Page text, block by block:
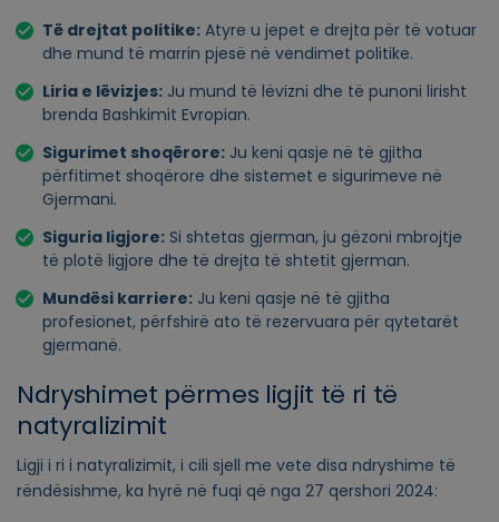
Të drejtat politike: Atyre u jepet e drejta për të votuar
dhe mund të marrin pjesë në vendimet politike.
Liria e lëvizjes: Ju mund të lëvizni dhe të punoni lirisht
brenda Bashkimit Evropian.
Sigurimet shoqërore: Ju keni qasje në të gjitha
përfitimet shoqërore dhe sistemet e sigurimeve në
Gjermani.
Siguria ligjore: Si shtetas gjerman, ju gëzoni mbrojtje
të plotë ligjore dhe të drejta të shtetit gjerman.
Mundësi karriere: Ju keni qasje në të gjitha
profesionet, përfshirë ato të rezervuara për qytetarët
gjermanë.
Ndryshimet përmes ligjit të ri të
natyralizimit
Ligji i ri i natyralizimit, i cili sjell me vete disa ndryshime të
rëndësishme, ka hyrë në fuqi që nga 27 qershori 2024: